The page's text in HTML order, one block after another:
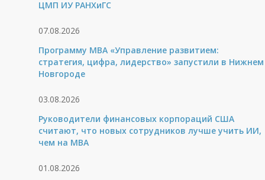
ЦМП ИУ РАНХиГС
07.08.2026
Программу MBA «Управление развитием:
стратегия, цифра, лидерство» запустили в Нижнем
Новгороде
03.08.2026
Руководители финансовых корпораций США
считают, что новых сотрудников лучше учить ИИ,
чем на МВА
01.08.2026